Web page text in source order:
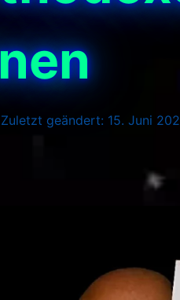
15. Juni